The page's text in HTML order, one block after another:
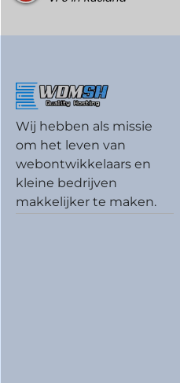
Wij hebben als missie
om het leven van
webontwikkelaars en
kleine bedrijven
makkelijker te maken.